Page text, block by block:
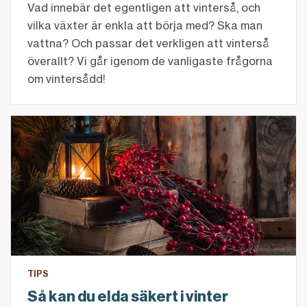
Vad innebär det egentligen att vinterså, och
vilka växter är enkla att börja med? Ska man
vattna? Och passar det verkligen att vinterså
överallt? Vi går igenom de vanligaste frågorna
om vintersådd!
Så kan du elda säkert i vinter
TIPS
Så kan du elda säkert i vinter